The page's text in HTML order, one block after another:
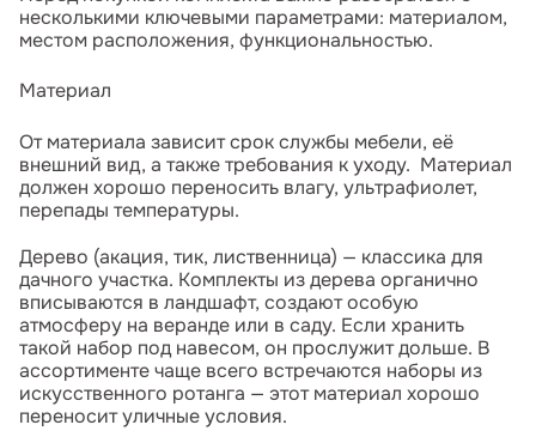
несколькими ключевыми параметрами: материалом,
местом расположения, функциональностью.
Материал
От материала зависит срок службы мебели, её
внешний вид, а также требования к уходу. Материал
должен хорошо переносить влагу, ультрафиолет,
перепады температуры.
Дерево (акация, тик, лиственница) — классика для
дачного участка. Комплекты из дерева органично
вписываются в ландшафт, создают особую
атмосферу на веранде или в саду. Если хранить
такой набор под навесом, он прослужит дольше. В
ассортименте чаще всего встречаются наборы из
искусственного ротанга — этот материал хорошо
переносит уличные условия.